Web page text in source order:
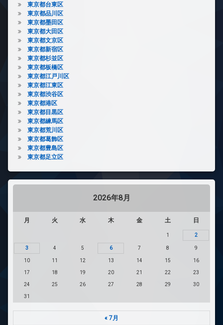
東京都台東区
東京都品川区
東京都墨田区
東京都大田区
東京都文京区
東京都新宿区
東京都杉並区
東京都板橋区
東京都江戸川区
東京都江東区
東京都渋谷区
東京都港区
東京都目黒区
東京都練馬区
東京都荒川区
東京都葛飾区
東京都豊島区
東京都足立区
2026年8月
月 火 水 木 金 土 日
1 2
3 4 5 6 7 8 9
10 11 12 13 14 15 16
17 18 19 20 21 22 23
24 25 26 27 28 29 30
31
« 7月